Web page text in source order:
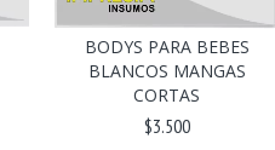
BODYS PARA BEBES
BLANCOS MANGAS
CORTAS
$3.500